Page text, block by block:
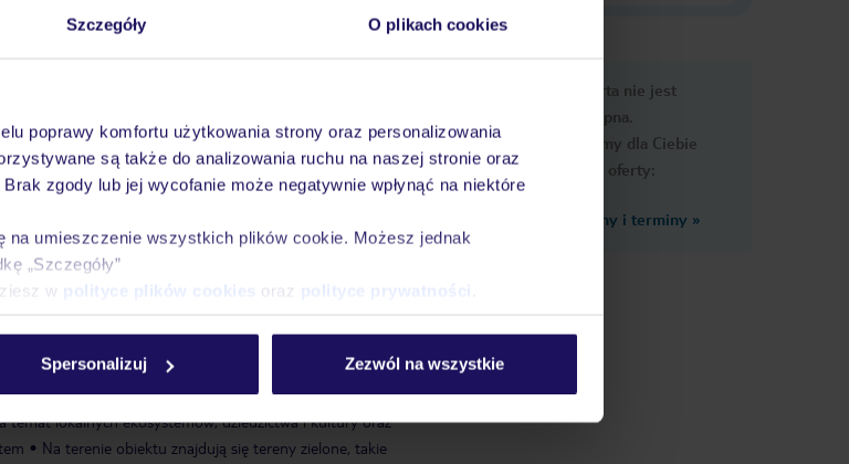
Szczegóły O plikach cookies
poprawy komfortu użytkowania strony oraz personalizowania
są także do analizowania ruchu na naszej stronie oraz
zgody lub jej wycofanie może negatywnie wpłynąć na niektóre
na umieszczenie wszystkich plików cookie. Możesz jednak
„Szczegóły”
w polityce plików cookies oraz polityce prywatności
Spersonalizuj Zezwól na wszystkie
taras słoneczny
basen: maj - listopad; sezonowy; przy
WLAN/WiFi, w miejscach publicznych: bezpłatnie, w
są akceptowane
Parking: Parking (w zależności od
Cel i społeczność
Obiekt wspiera lokalne organizacje
darowizny finansowe, sponsoring lub darowizny w
temat lokalnych ekosystemów, dziedzictwa i kultury oraz
Na terenie obiektu znajdują się tereny zielone, takie
Ups, ta oferta nie jest
dostępna.
Przygotowaliśmy dla Ciebie
podobne oferty:
Zobacz inne ceny i terminy »